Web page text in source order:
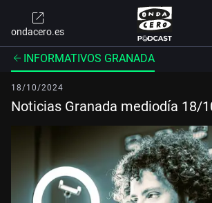
ondacero.es
INFORMATIVOS GRANADA
18/10/2024
Noticias Granada mediodía 18/